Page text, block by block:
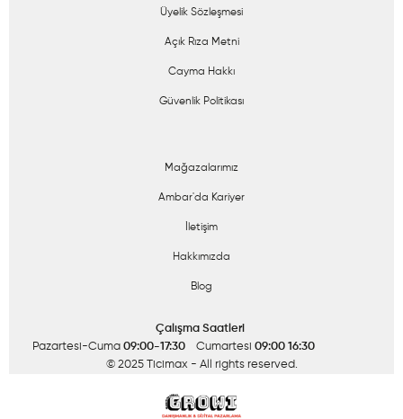
Üyelik Sözleşmesi
Açık Rıza Metni
Cayma Hakkı
Güvenlik Politikası
Mağazalarımız
Ambar'da Kariyer
İletişim
Hakkımızda
Blog
Çalışma Saatleri
Pazartesi-Cuma 09:00-17:30 Cumartesi 09:00 16:30
© 2025 Ticimax - All rights reserved.